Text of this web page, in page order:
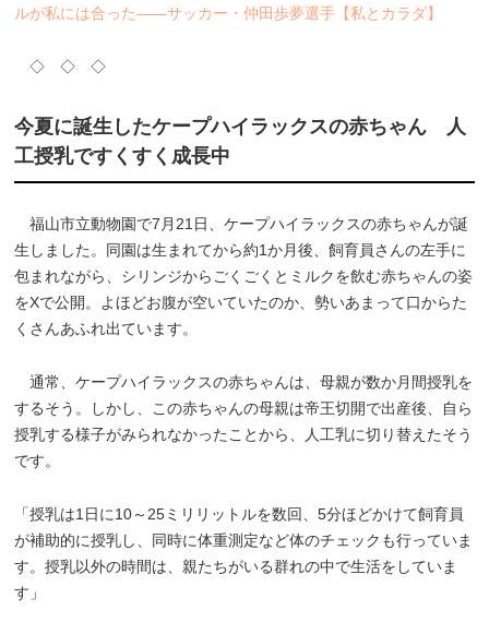
ルが私には合った――サッカー・仲田歩夢選手【私とカラダ】
◇ ◇ ◇
今夏に誕生したケープハイラックスの赤ちゃん 人
工授乳ですくすく成長中
福山市立動物園で7月21日、ケープハイラックスの赤ちゃんが誕
生しました。同園は生まれてから約1か月後、飼育員さんの左手に
包まれながら、シリンジからごくごくとミルクを飲む赤ちゃんの姿
をXで公開。よほどお腹が空いていたのか、勢いあまって口からた
くさんあふれ出ています。
通常、ケープハイラックスの赤ちゃんは、母親が数か月間授乳を
するそう。しかし、この赤ちゃんの母親は帝王切開で出産後、自ら
授乳する様子がみられなかったことから、人工乳に切り替えたそう
です。
「授乳は1日に10～25ミリリットルを数回、5分ほどかけて飼育員
が補助的に授乳し、同時に体重測定など体のチェックも行っていま
す。授乳以外の時間は、親たちがいる群れの中で生活をしていま
す」